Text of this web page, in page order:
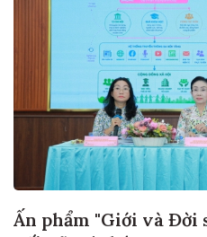
Ấn phẩm "Giới và Đời